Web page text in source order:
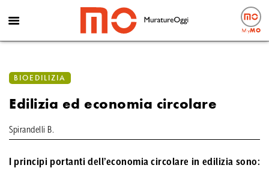
MyMO
BIOEDILIZIA
Edilizia ed economia circolare
Spirandelli B.
I principi portanti dell’economia circolare in edilizia sono: